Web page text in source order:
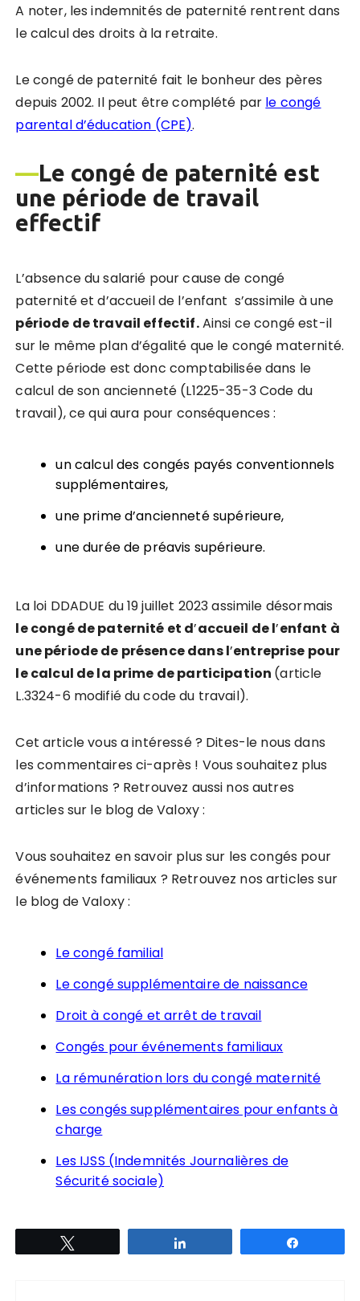
A noter, les indemnités de paternité rentrent dans
le calcul des droits à la retraite.
Le congé de paternité fait le bonheur des pères
depuis 2002. Il peut être complété par le congé
parental d’éducation (CPE).
—Le congé de paternité est
une période de travail
effectif
L’absence du salarié pour cause de congé
paternité et d’accueil de l’enfant s’assimile à une
période de travail effectif.Ainsi ce congé est-il
sur le même plan d’égalité que le congé maternité.
Cette période est donc comptabilisée dans le
calcul de son ancienneté (L1225-35-3 Code du
travail), ce qui aura pour conséquences :
un calcul des congés payés conventionnels
supplémentaires,
une prime d’ancienneté supérieure,
une durée de préavis supérieure.
La loi DDADUE du 19 juillet 2023 assimile désormais
le congé de paternité et d’accueil de l’enfant à
une période de présence dans l’entreprise pour
le calcul de la prime de participation (article
L.3324-6 modifié du code du travail).
Cet article vous a intéressé ? Dites-le nous dans
les commentaires ci-après ! Vous souhaitez plus
d’informations ? Retrouvez aussi nos autres
articles sur le blog de Valoxy :
Vous souhaitez en savoir plus sur les congés pour
événements familiaux ? Retrouvez nos articles sur
le blog de Valoxy :
Le congé familial
Le congé supplémentaire de naissance
Droit à congé et arrêt de travail
Congés pour événements familiaux
La rémunération lors du congé maternité
Les congés supplémentaires pour enfants à
charge
Les IJSS (Indemnités Journalières de
Sécurité sociale)